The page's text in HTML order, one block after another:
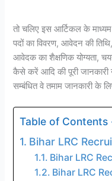
तो चलिए इस आर्टिकल के
पदों का विवरण, आवेदन की
आवेदक का शैक्षणिक योग्यता,
कैसे करें आदि की पूरी जानकारी
सम्बंधित वे तमाम जानकारी के
Table of Contents
Bihar LRC
Bihar LRC
Bihar LRC